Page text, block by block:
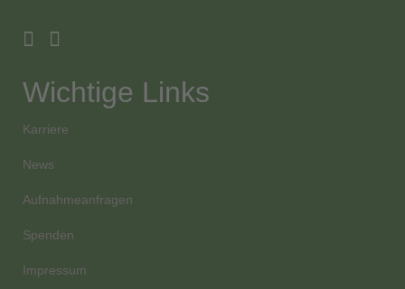
Wichtige Links
Karriere
News
Aufnahmeanfragen
Spenden
Impressum